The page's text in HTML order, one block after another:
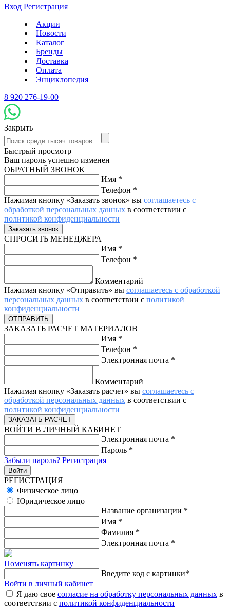
Вход Регистрация
Акции
Новости
Каталог
Бренды
Доставка
Оплата
Энциклопедия
8 920 276-19-00
Закрыть
Быстрый просмотр
Ваш пароль успешно изменен
ОБРАТНЫЙ ЗВОНОК
Имя *
Телефон *
Нажимая кнопку «Заказать звонок» вы соглашаетесь с
обработкой персональных данных в соответствии с
политикой конфиденциальности
СПРОСИТЬ МЕНЕДЖЕРА
Имя *
Телефон *
Комментарий
Нажимая кнопку «Отправить» вы соглашаетесь с обработкой
персональных данных в соответствии с политикой
конфиденциальности
ЗАКАЗАТЬ РАСЧЕТ МАТЕРИАЛОВ
Имя *
Телефон *
Электронная почта *
Комментарий
Нажимая кнопку «Заказать расчет» вы соглашаетесь с
обработкой персональных данных в соответствии с
политикой конфиденциальности
ВОЙТИ В ЛИЧНЫЙ КАБИНЕТ
Электронная почта *
Пароль *
Забыли пароль? Регистрация
РЕГИСТРАЦИЯ
Физическое лицо
Юридическое лицо
Название организации *
Имя *
Фамилия *
Электронная почта *
Поменять картинку
Введите код с картинки*
Войти в личный кабинет
Я даю свое согласие на обработку персональных данных в
соответствии с политикой конфиденциальности